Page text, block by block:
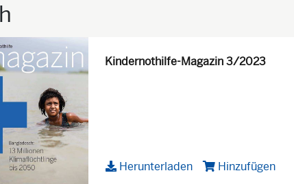
Kindernothilfe-Magazin 3/2023
Herunterladen Hinzufügen